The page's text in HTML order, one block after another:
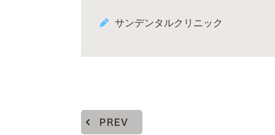
サンデンタルクリニック
PREV